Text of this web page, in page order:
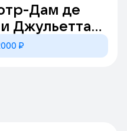
Дам де
Джульетта»
₽